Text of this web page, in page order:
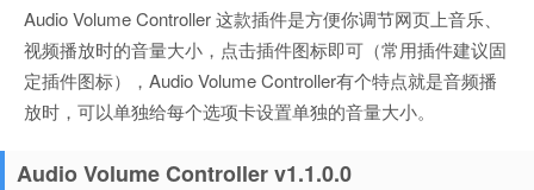
Audio Volume Controller 这款插件是方便你调节网页上音乐、
视频播放时的音量大小，点击插件图标即可（常用插件建议固
定插件图标），Audio Volume Controller有个特点就是音频播
放时，可以单独给每个选项卡设置单独的音量大小。
Audio Volume Controller v1.1.0.0